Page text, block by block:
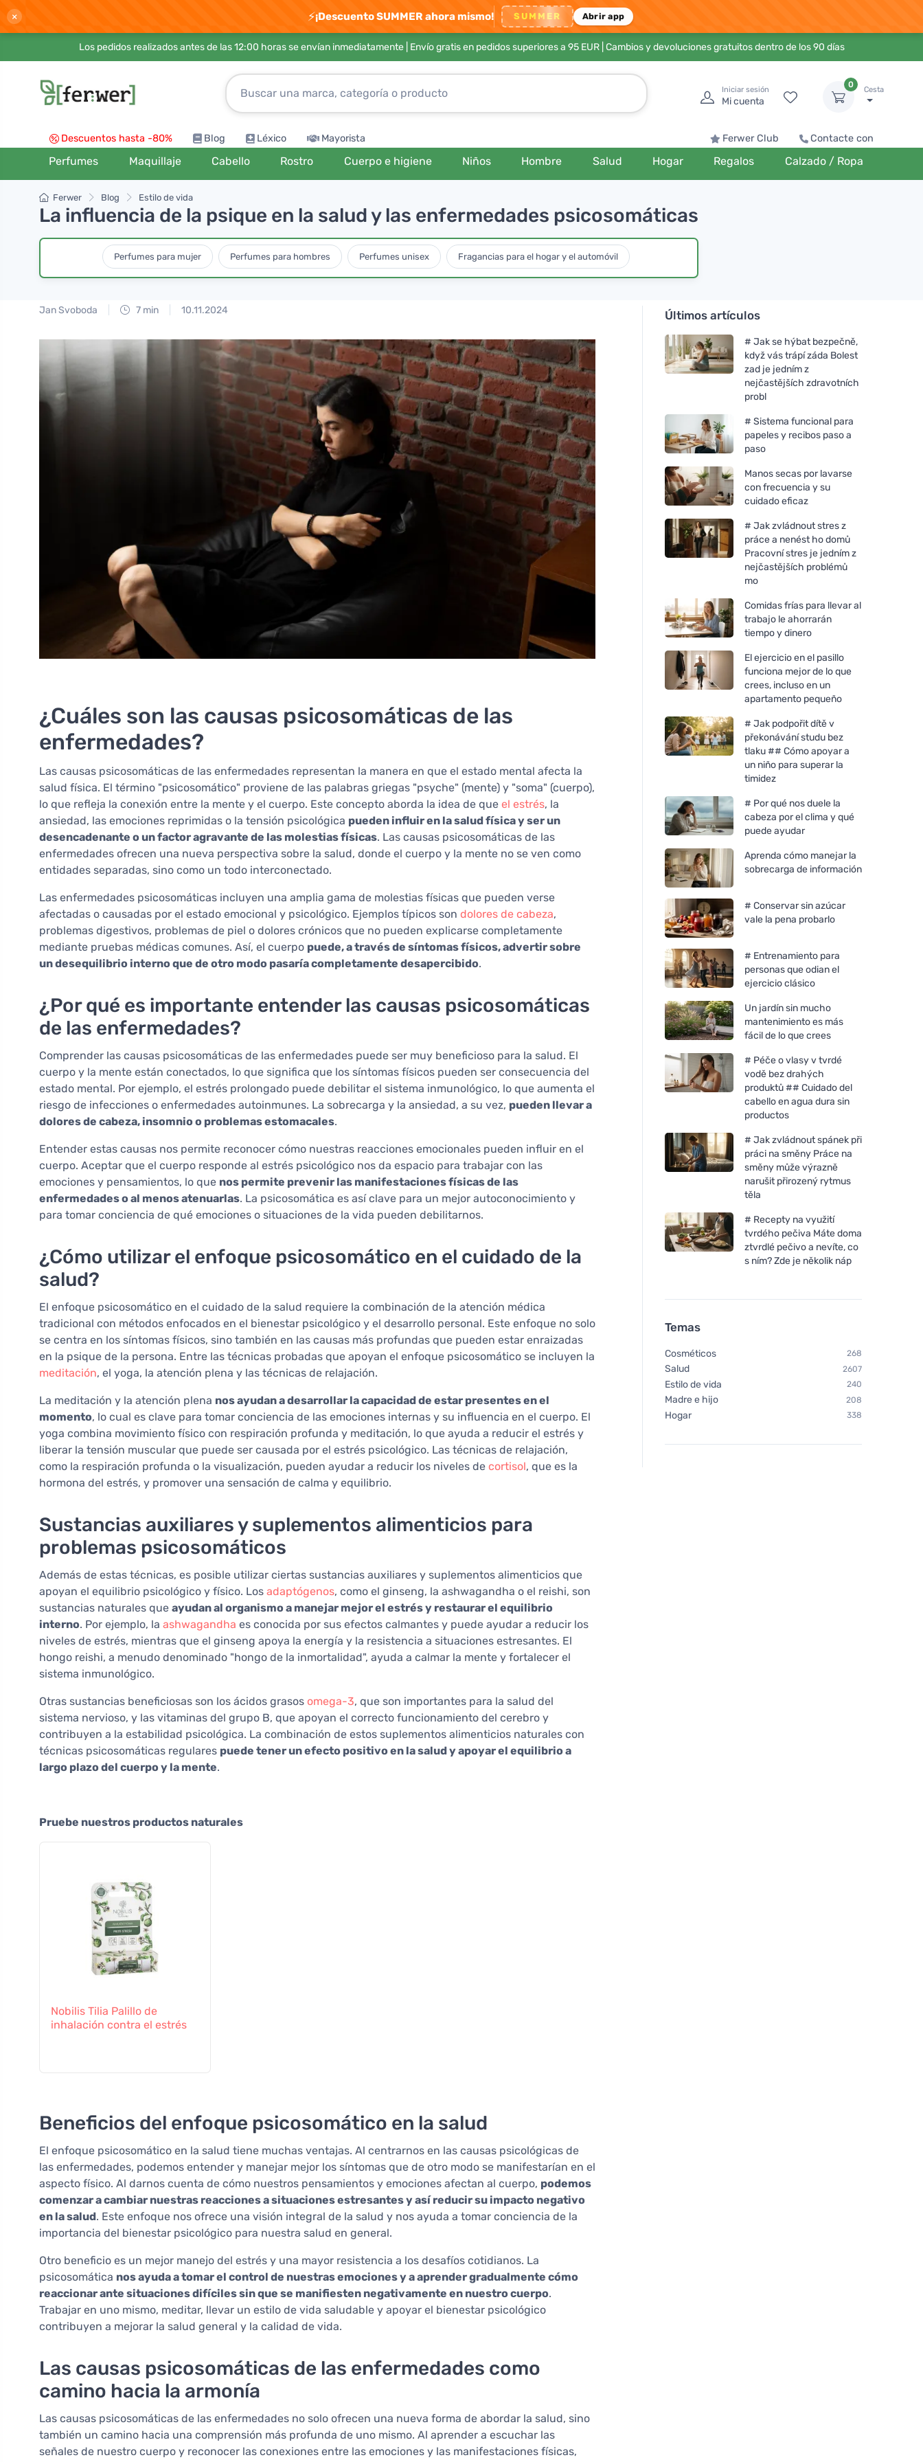
× ⚡¡Descuento SUMMER ahora mismo! SUMMER Abrir app
Los pedidos realizados antes de las 12:00 horas se envían inmediatamente | Envío gratis en pedidos superiores a 95 EUR| Cambios y devoluciones gratuitos dentro de los 90 días
Iniciar sesión
Mi cuenta
0
Cesta
Descuentos hasta -80% Blog Léxico Mayorista Ferwer Club Contacte con
Perfumes Maquillaje Cabello Rostro Cuerpo e higiene Niños Hombre Salud Hogar Regalos Calzado / Ropa
Ferwer Blog Estilo de vida
La influencia de la psique en la salud y las enfermedades psicosomáticas
Perfumes para mujer Perfumes para hombres Perfumes unisex Fragancias para el hogar y el automóvil
Jan Svoboda 7 min 10.11.2024
¿Cuáles son las causas psicosomáticas de las
enfermedades?
Las causas psicosomáticas de las enfermedades representan la manera en que el estado mental afecta la
salud física. El término "psicosomático" proviene de las palabras griegas "psyche" (mente) y "soma" (cuerpo),
lo que refleja la conexión entre la mente y el cuerpo. Este concepto aborda la idea de que el estrés, la
ansiedad, las emociones reprimidas o la tensión psicológica pueden influir en la salud física y ser un
desencadenante o un factor agravante de las molestias físicas. Las causas psicosomáticas de las
enfermedades ofrecen una nueva perspectiva sobre la salud, donde el cuerpo y la mente no se ven como
entidades separadas, sino como un todo interconectado.
Las enfermedades psicosomáticas incluyen una amplia gama de molestias físicas que pueden verse
afectadas o causadas por el estado emocional y psicológico. Ejemplos típicos son dolores de cabeza,
problemas digestivos, problemas de piel o dolores crónicos que no pueden explicarse completamente
mediante pruebas médicas comunes. Así, el cuerpo puede, a través de síntomas físicos, advertir sobre
un desequilibrio interno que de otro modo pasaría completamente desapercibido.
¿Por qué es importante entender las causas psicosomáticas
de las enfermedades?
Comprender las causas psicosomáticas de las enfermedades puede ser muy beneficioso para la salud. El
cuerpo y la mente están conectados, lo que significa que los síntomas físicos pueden ser consecuencia del
estado mental. Por ejemplo, el estrés prolongado puede debilitar el sistema inmunológico, lo que aumenta el
riesgo de infecciones o enfermedades autoinmunes. La sobrecarga y la ansiedad, a su vez, pueden llevar a
dolores de cabeza, insomnio o problemas estomacales.
Entender estas causas nos permite reconocer cómo nuestras reacciones emocionales pueden influir en el
cuerpo. Aceptar que el cuerpo responde al estrés psicológico nos da espacio para trabajar con las
emociones y pensamientos, lo que nos permite prevenir las manifestaciones físicas de las
enfermedades o al menos atenuarlas. La psicosomática es así clave para un mejor autoconocimiento y
para tomar conciencia de qué emociones o situaciones de la vida pueden debilitarnos.
¿Cómo utilizar el enfoque psicosomático en el cuidado de la
salud?
El enfoque psicosomático en el cuidado de la salud requiere la combinación de la atención médica
tradicional con métodos enfocados en el bienestar psicológico y el desarrollo personal. Este enfoque no solo
se centra en los síntomas físicos, sino también en las causas más profundas que pueden estar enraizadas
en la psique de la persona. Entre las técnicas probadas que apoyan el enfoque psicosomático se incluyen la
meditación, el yoga, la atención plena y las técnicas de relajación.
La meditación y la atención plena nos ayudan a desarrollar la capacidad de estar presentes en el
momento, lo cual es clave para tomar conciencia de las emociones internas y su influencia en el cuerpo. El
yoga combina movimiento físico con respiración profunda y meditación, lo que ayuda a reducir el estrés y
liberar la tensión muscular que puede ser causada por el estrés psicológico. Las técnicas de relajación,
como la respiración profunda o la visualización, pueden ayudar a reducir los niveles de cortisol, que es la
hormona del estrés, y promover una sensación de calma y equilibrio.
Sustancias auxiliares y suplementos alimenticios para
problemas psicosomáticos
Además de estas técnicas, es posible utilizar ciertas sustancias auxiliares y suplementos alimenticios que
apoyan el equilibrio psicológico y físico. Los adaptógenos, como el ginseng, la ashwagandha o el reishi, son
sustancias naturales que ayudan al organismo a manejar mejor el estrés y restaurar el equilibrio
interno. Por ejemplo, la ashwagandha es conocida por sus efectos calmantes y puede ayudar a reducir los
niveles de estrés, mientras que el ginseng apoya la energía y la resistencia a situaciones estresantes. El
hongo reishi, a menudo denominado "hongo de la inmortalidad", ayuda a calmar la mente y fortalecer el
sistema inmunológico.
Otras sustancias beneficiosas son los ácidos grasos omega-3, que son importantes para la salud del
sistema nervioso, y las vitaminas del grupo B, que apoyan el correcto funcionamiento del cerebro y
contribuyen a la estabilidad psicológica. La combinación de estos suplementos alimenticios naturales con
técnicas psicosomáticas regulares puede tener un efecto positivo en la salud y apoyar el equilibrio a
largo plazo del cuerpo y la mente.
Pruebe nuestros productos naturales
Nobilis Tilia Palillo de
inhalación contra el estrés
Beneficios del enfoque psicosomático en la salud
El enfoque psicosomático en la salud tiene muchas ventajas. Al centrarnos en las causas psicológicas de
las enfermedades, podemos entender y manejar mejor los síntomas que de otro modo se manifestarían en el
aspecto físico. Al darnos cuenta de cómo nuestros pensamientos y emociones afectan al cuerpo, podemos
comenzar a cambiar nuestras reacciones a situaciones estresantes y así reducir su impacto negativo
en la salud. Este enfoque nos ofrece una visión integral de la salud y nos ayuda a tomar conciencia de la
importancia del bienestar psicológico para nuestra salud en general.
Otro beneficio es un mejor manejo del estrés y una mayor resistencia a los desafíos cotidianos. La
psicosomática nos ayuda a tomar el control de nuestras emociones y a aprender gradualmente cómo
reaccionar ante situaciones difíciles sin que se manifiesten negativamente en nuestro cuerpo.
Trabajar en uno mismo, meditar, llevar un estilo de vida saludable y apoyar el bienestar psicológico
contribuyen a mejorar la salud general y la calidad de vida.
Las causas psicosomáticas de las enfermedades como
camino hacia la armonía
Las causas psicosomáticas de las enfermedades no solo ofrecen una nueva forma de abordar la salud, sino
también un camino hacia una comprensión más profunda de uno mismo. Al aprender a escuchar las
señales de nuestro cuerpo y reconocer las conexiones entre las emociones y las manifestaciones físicas,
Últimos artículos
# Jak se hýbat bezpečně,
když vás trápí záda Bolest
zad je jedním z
nejčastějších zdravotních
probl
# Sistema funcional para
papeles y recibos paso a
paso
Manos secas por lavarse
con frecuencia y su
cuidado eficaz
# Jak zvládnout stres z
práce a nenést ho domů
Pracovní stres je jedním z
nejčastějších problémů
mo
Comidas frías para llevar al
trabajo le ahorrarán
tiempo y dinero
El ejercicio en el pasillo
funciona mejor de lo que
crees, incluso en un
apartamento pequeño
# Jak podpořit dítě v
překonávání studu bez
tlaku ## Cómo apoyar a
un niño para superar la
timidez
# Por qué nos duele la
cabeza por el clima y qué
puede ayudar
Aprenda cómo manejar la
sobrecarga de información
# Conservar sin azúcar
vale la pena probarlo
# Entrenamiento para
personas que odian el
ejercicio clásico
Un jardín sin mucho
mantenimiento es más
fácil de lo que crees
# Péče o vlasy v tvrdé
vodě bez drahých
produktů ## Cuidado del
cabello en agua dura sin
productos
# Jak zvládnout spánek při
práci na směny Práce na
směny může výrazně
narušit přirozený rytmus
těla
# Recepty na využití
tvrdého pečiva Máte doma
ztvrdlé pečivo a nevíte, co
s ním? Zde je několik náp
Temas
Cosméticos 268
Salud 2607
Estilo de vida 240
Madre e hijo 208
Hogar 338